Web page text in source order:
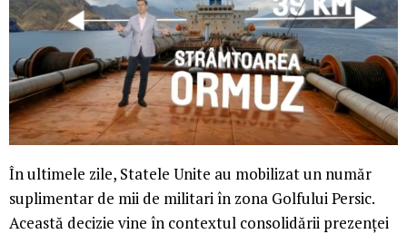
În ultimele zile, Statele Unite au mobilizat un număr
suplimentar de mii de militari în zona Golfului Persic.
Această decizie vine în contextul consolidării prezenței